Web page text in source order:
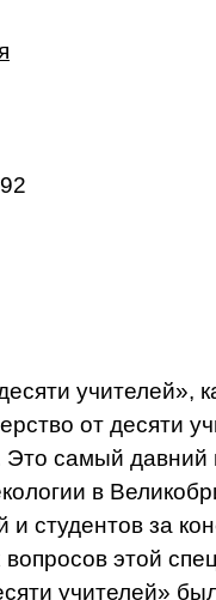
учителей»,
от десяти
Это самый давний
в
студентов за
этой
учителей»